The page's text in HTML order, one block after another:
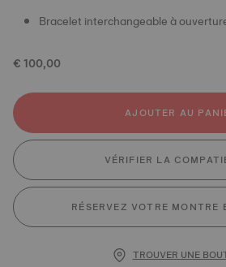
Bracelet interchangeable à
€ 100,00
AJOUTER AU
VÉRIFIER LA
RÉSERVEZ VOTRE MONTRE
TROUVER UNE